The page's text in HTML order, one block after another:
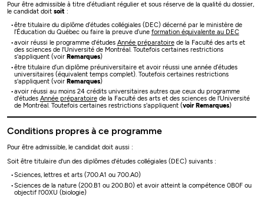
Pour être admissible à titre d’étudiant régulier et sous réserve de la qualité du dossier,
le candidat doitsoit :
être titulaire du diplôme d’études collégiales (DEC) décerné par le ministère de
l’Éducation du Québec ou faire la preuve d’une formation équivalente au DEC
avoir réussi le programme d'études Année préparatoirede la Faculté des arts et
des sciences de l'Université de Montréal. Toutefois certaines restrictions
s'appliquent (voir Remarques)
être titulaire d’un diplôme préuniversitaire et avoir réussi une année d’études
universitaires (équivalent temps complet). Toutefois certaines restrictions
s'appliquent (voir Remarques)
avoir réussi au moins 24 crédits universitaires autres que ceux du programme
d'études Année préparatoirede la Faculté des arts et des sciences de l'Université
de Montréal. Toutefois certaines restrictions s'appliquent (voir Remarques)
Conditions propres à ce programme
Pour être admissible, le candidat doit aussi :
Soit être titulaire d'un des diplômes d'études collégiales (DEC) suivants :
Sciences, lettres et arts (700.A1 ou 700.A0)
Sciences de la nature (200.B1 ou 200.B0) et avoir atteint la compétence 0B0F ou
objectif l'00XU (biologie)